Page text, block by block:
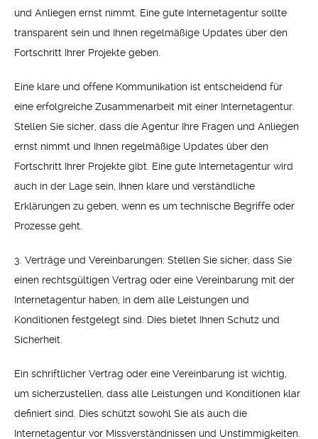
und Anliegen ernst nimmt. Eine gute Internetagentur sollte
transparent sein und Ihnen regelmäßige Updates über den
Fortschritt Ihrer Projekte geben.
Eine klare und offene Kommunikation ist entscheidend für
eine erfolgreiche Zusammenarbeit mit einer Internetagentur.
Stellen Sie sicher, dass die Agentur Ihre Fragen und Anliegen
ernst nimmt und Ihnen regelmäßige Updates über den
Fortschritt Ihrer Projekte gibt. Eine gute Internetagentur wird
auch in der Lage sein, Ihnen klare und verständliche
Erklärungen zu geben, wenn es um technische Begriffe oder
Prozesse geht.
3. Verträge und Vereinbarungen: Stellen Sie sicher, dass Sie
einen rechtsgültigen Vertrag oder eine Vereinbarung mit der
Internetagentur haben, in dem alle Leistungen und
Konditionen festgelegt sind. Dies bietet Ihnen Schutz und
Sicherheit.
Ein schriftlicher Vertrag oder eine Vereinbarung ist wichtig,
um sicherzustellen, dass alle Leistungen und Konditionen klar
definiert sind. Dies schützt sowohl Sie als auch die
Internetagentur vor Missverständnissen und Unstimmigkeiten.